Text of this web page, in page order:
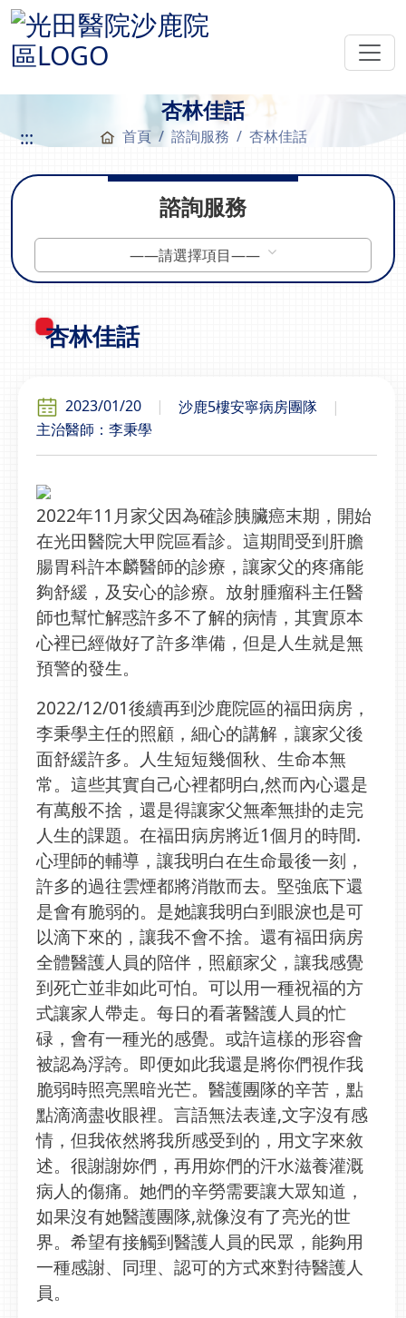
杏林佳話
::: 首頁 諮詢服務 杏林佳話
諮詢服務
——請選擇項目——
杏林佳話
2023/01/20
沙鹿5樓安寧病房團隊
主治醫師：李秉學
2022年11月家父因為確診胰臟癌末期，開始
在光田醫院大甲院區看診。這期間受到肝膽
腸胃科許本麟醫師的診療，讓家父的疼痛能
夠舒緩，及安心的診療。放射腫瘤科主任醫
師也幫忙解惑許多不了解的病情，其實原本
心裡已經做好了許多準備，但是人生就是無
預警的發生。
2022/12/01後續再到沙鹿院區的福田病房，
李秉學主任的照顧，細心的講解，讓家父後
面舒緩許多。人生短短幾個秋、生命本無
常。這些其實自己心裡都明白,然而內心還是
有萬般不捨，還是得讓家父無牽無掛的走完
人生的課題。在福田病房將近1個月的時間.
心理師的輔導，讓我明白在生命最後一刻，
許多的過往雲煙都將消散而去。堅強底下還
是會有脆弱的。是她讓我明白到眼淚也是可
以滴下來的，讓我不會不捨。還有福田病房
全體醫護人員的陪伴，照顧家父，讓我感覺
到死亡並非如此可怕。可以用一種祝福的方
式讓家人帶走。每日的看著醫護人員的忙
碌，會有一種光的感覺。或許這樣的形容會
被認為浮誇。即便如此我還是將你們視作我
脆弱時照亮黑暗光芒。醫護團隊的辛苦，點
點滴滴盡收眼裡。言語無法表達,文字沒有感
情，但我依然將我所感受到的，用文字來敘
述。很謝謝妳們，再用妳們的汗水滋養灌溉
病人的傷痛。她們的辛勞需要讓大眾知道，
如果沒有她醫護團隊,就像沒有了亮光的世
界。希望有接觸到醫護人員的民眾，能夠用
一種感謝、同理、認可的方式來對待醫護人
員。